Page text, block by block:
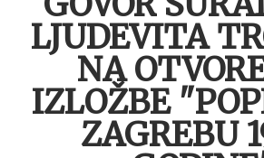
LJUDEVITA
NA
IZLOŽBE
ZAGREBU